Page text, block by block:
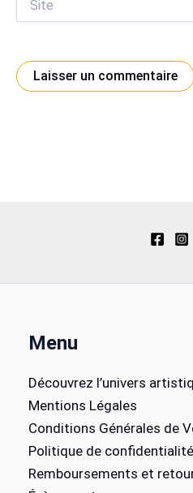
Menu
Découvrez l’univers
Mentions Légales
Conditions Générales de
Politique de confidentialité
Remboursements et